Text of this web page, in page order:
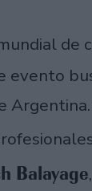
de
evento
Balayage